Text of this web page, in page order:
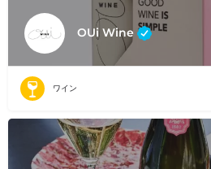
OUi Wine
ワイン